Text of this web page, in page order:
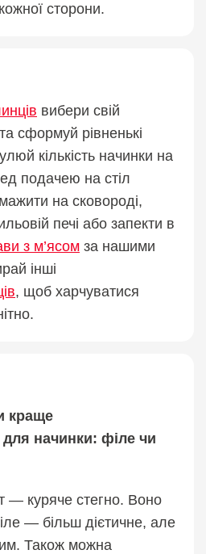
сторони.
вибери свій
сформуй рівненькі
кількість начинки на
подачею на стіл
на сковороді,
печі або запекти в
з м’ясом за нашими
інші
, щоб харчуватися
краще
начинки: філе чи
— куряче стегно. Воно
— більш дієтичне, але
Також можна